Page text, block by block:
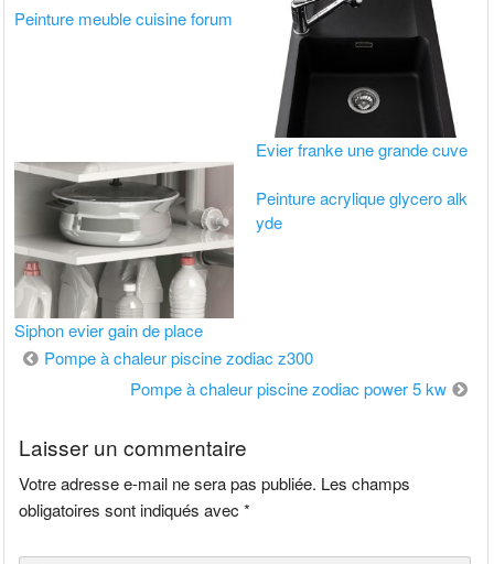
Peinture meuble cuisine forum
Evier franke une grande cuve
Siphon evier gain de place
Peinture acrylique glycero alk
yde
Navigation
Pompe à chaleur piscine zodiac z300
Pompe à chaleur piscine zodiac power 5 kw
Laisser un commentaire
Votre adresse e-mail ne sera pas publiée. Les champs
obligatoires sont indiqués avec*